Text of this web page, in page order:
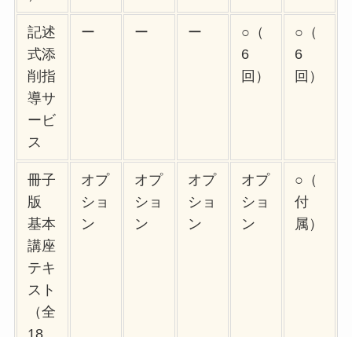
記述
式添
削指
導サ
ービ
ス
ー ー ー
○（
6
回）
○（
6
回）
冊子
版
基本
講座
テキ
スト
（全
オプ
ショ
ン
オプ
ショ
ン
オプ
ショ
ン
オプ
ショ
ン
○（
付
属）